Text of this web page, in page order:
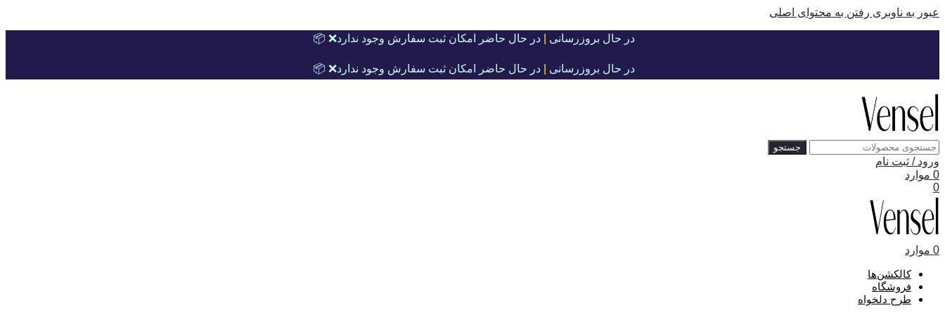
عبور به ناوبری رفتن به محتوای اصلی
در حال بروزرسانی در حال حاضر امکان ثبت سفارش وجود ندارد❌ 📦
در حال بروزرسانی در حال حاضر امکان ثبت سفارش وجود ندارد❌ 📦
جستجو
ورود / ثبت نام
0 موارد
0
0 موارد
کالکشن‌ها
فروشگاه
طرح دلخواه